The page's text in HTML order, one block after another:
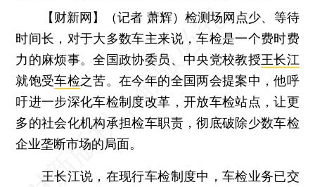
【财新网】（记者 萧辉） 检测场网点少、等待
时间长，对于大多数车主来说，车检是一个费时费
力的麻烦事。全国政协委员、中央党校教授王长江
就饱受车检之苦。在今年的全国两会提案中，他呼
吁进一步深化车检制度改革，开放车检站点，让更
多的社会化机构承担检车职责，彻底破除少数车检
企业垄断市场的局面。
王长江说，在现行车检制度中，车检业务已交